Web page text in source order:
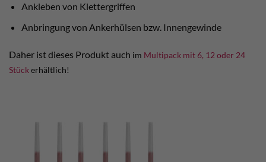
Ankleben von Klettergriffen
Anbringung von Ankerhülsen bzw. Innengewinde
Daher ist dieses Produkt auch im Multipack mit 6, 12 oder 24
Stückerhältlich!